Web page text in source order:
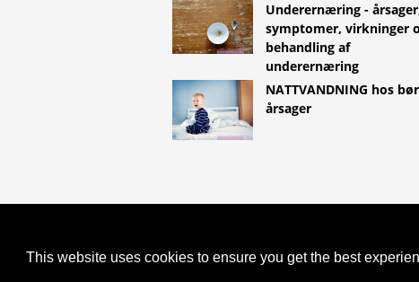
This website uses cookies to ensure you get the best
Underernæring -
symptomer, virkninger
behandling af
underernæring
NATTVANDNING hos
årsager
AT AUTISME BEGYNDER UNDER